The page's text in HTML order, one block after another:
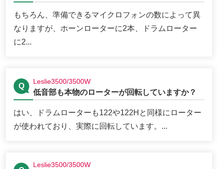
もちろん、準備できるマイクロフォンの数によって異
なりますが、ホーンローターに2本、ドラムローター
に2...
Leslie3500/3500W
低音部も本物のローターが回転していますか？
はい、ドラムローターも122や122Hと同様にローター
が使われており、実際に回転しています。...
Leslie3500/3500W